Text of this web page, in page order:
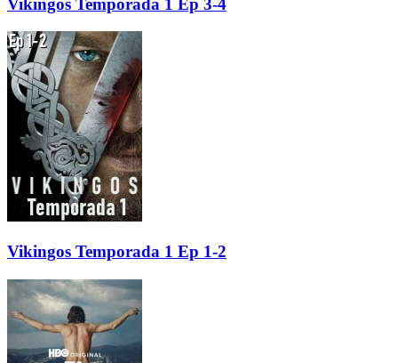
Vikingos Temporada 1 Ep 3-4
Vikingos Temporada 1 Ep 1-2